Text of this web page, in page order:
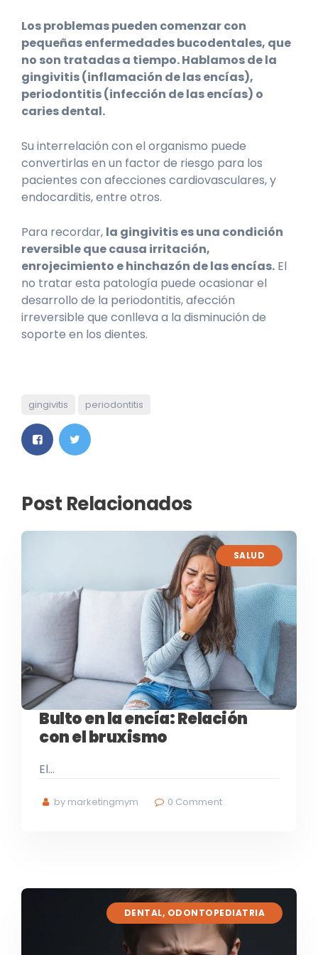
Los problemas pueden comenzar con
pequeñas enfermedades bucodentales, que
no son tratadas a tiempo. Hablamos de la
gingivitis (inflamación de las encías),
periodontitis (infección de las encías) o
caries dental.
Su interrelación con el organismo puede
convertirlas en un factor de riesgo para los
pacientes con afecciones cardiovasculares, y
endocarditis, entre otros.
Para recordar, la gingivitis es una condición
reversible que causa irritación,
enrojecimiento e hinchazón de las encías. El
no tratar esta patología puede ocasionar el
desarrollo de la periodontitis, afección
irreversible que conlleva a la disminución de
soporte en los dientes.
gingivitis periodontitis
Post Relacionados
SALUD
Bulto en la encía: Relación
con el bruxismo
El…
by marketingmym 0 Comment
DENTAL, ODONTOPEDIATRIA